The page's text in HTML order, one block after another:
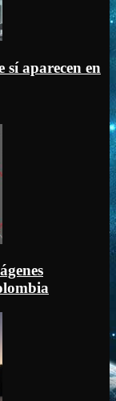
sí aparecen en